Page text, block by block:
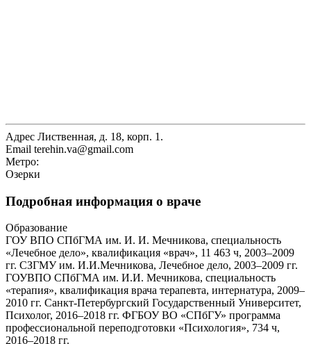
Адрес Лиственная, д. 18, корп. 1.
Email terehin.va@gmail.com
Метро:
Озерки
Подробная информация о враче
Образование
ГОУ ВПО СПбГМА им. И. И. Мечникова, специальность
«Лечебное дело», квалификация «врач», 11 463 ч, 2003–2009
гг. СЗГМУ им. И.И.Мечникова, Лечебное дело, 2003–2009 гг.
ГОУВПО СПбГМА им. И.И. Мечникова, специальность
«терапия», квалификация врача терапевта, интернатура, 2009–
2010 гг. Санкт-Петербургский Государственный Университет,
Психолог, 2016–2018 гг. ФГБОУ ВО «СПбГУ» программа
профессиональной переподготовки «Психология», 734 ч,
2016–2018 гг.